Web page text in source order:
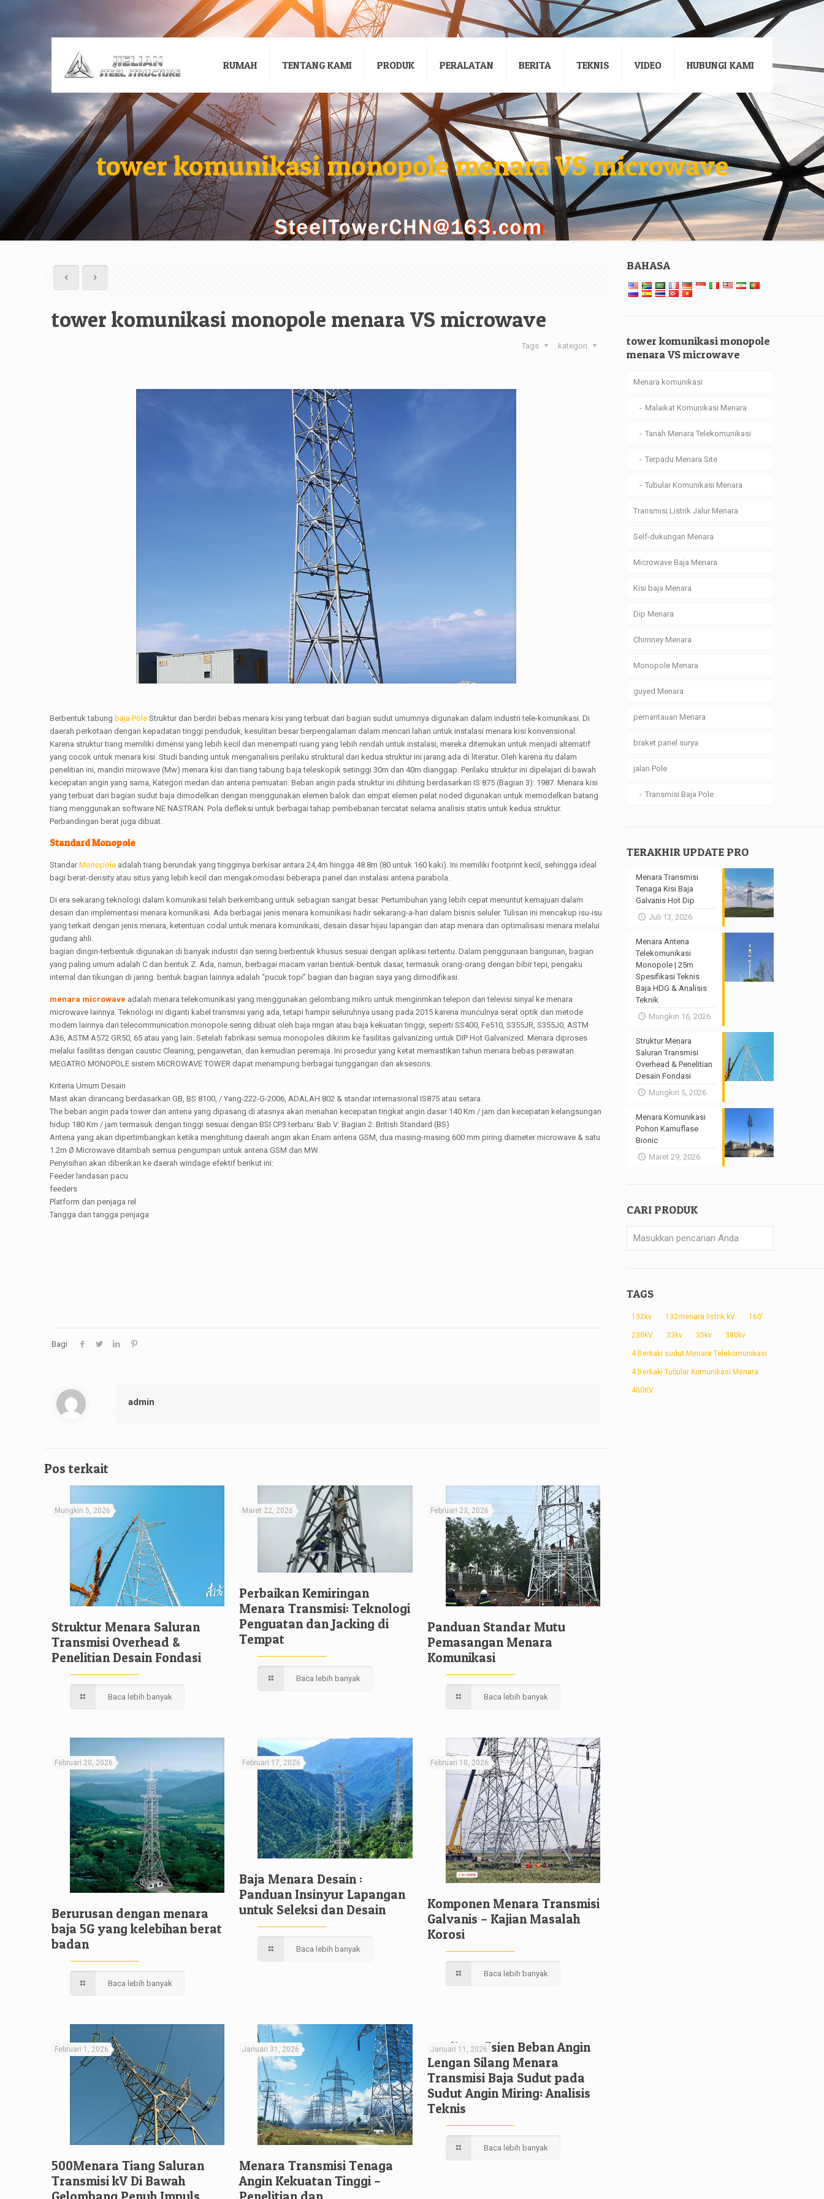
RUMAH TENTANG KAMI PRODUK PERALATAN BERITA TEKNIS VIDEO HUBUNGI KAMI
tower komunikasi monopole menara VS microwave
tower komunikasi monopole menara VS microwave
kategori
Tags
Berbentuk tabung baja Pole Struktur dan berdiri bebas menara kisi yang terbuat dari bagian sudut umumnya digunakan dalam industri tele-komunikasi. Di
daerah perkotaan dengan kepadatan tinggi penduduk, kesulitan besar berpengalaman dalam mencari lahan untuk instalasi menara kisi konvensional.
Karena struktur tiang memiliki dimensi yang lebih kecil dan menempati ruang yang lebih rendah untuk instalasi, mereka ditemukan untuk menjadi alternatif
yang cocok untuk menara kisi. Studi banding untuk menganalisis perilaku struktural dari kedua struktur ini jarang ada di literatur. Oleh karena itu dalam
penelitian ini, mandiri mirowave (Mw) menara kisi dan tiang tabung baja teleskopik setinggi 30m dan 40m dianggap. Perilaku struktur ini dipelajari di bawah
kecepatan angin yang sama, Kategori medan dan antena pemuatan. Beban angin pada struktur ini dihitung berdasarkan IS 875 (Bagian 3): 1987. Menara kisi
yang terbuat dari bagian sudut baja dimodelkan dengan menggunakan elemen balok dan empat elemen pelat noded digunakan untuk memodelkan batang
tiang menggunakan software NE NASTRAN. Pola defleksi untuk berbagai tahap pembebanan tercatat selama analisis statis untuk kedua struktur.
Perbandingan berat juga dibuat.
Standard Monopole
StandarMonopole adalah tiang berundak yang tingginya berkisar antara 24,4m hingga 48.8m (80 untuk 160 kaki). Ini memiliki footprint kecil, sehingga ideal
bagi berat-density atau situs yang lebih kecil dan mengakomodasi beberapa panel dan instalasi antena parabola.
Di era sekarang teknologi dalam komunikasi telah berkembang untuk sebagian sangat besar. Pertumbuhan yang lebih cepat menuntut kemajuan dalam
desain dan implementasi menara komunikasi. Ada berbagai jenis menara komunikasi hadir sekarang-a-hari dalam bisnis seluler. Tulisan ini mencakup isu-isu
yang terkait dengan jenis menara, ketentuan codal untuk menara komunikasi, desain dasar hijau lapangan dan atap menara dan optimalisasi menara melalui
gudang ahli.
bagian dingin-terbentuk digunakan di banyak industri dan sering berbentuk khusus sesuai dengan aplikasi tertentu. Dalam penggunaan bangunan, bagian
yang paling umum adalah C dan bentuk Z. Ada, namun, berbagai macam varian bentuk-bentuk dasar, termasuk orang-orang dengan bibir tepi, pengaku
internal dan tikungan di jaring. bentuk bagian lainnya adalah “pucuk topi” bagian dan bagian saya yang dimodifikasi.
menara microwave adalah menara telekomunikasi yang menggunakan gelombang mikro untuk mengirimkan telepon dan televisi sinyal ke menara
microwave lainnya. Teknologi ini diganti kabel transmisi yang ada, tetapi hampir seluruhnya usang pada 2015 karena munculnya serat optik dan metode
modern lainnya dari telecommunication.monopole sering dibuat oleh baja ringan atau baja kekuatan tinggi, seperti SS400, Fe510, S355JR, S355J0, ASTM
A36, ASTM A572 GR50, 65 atau yang lain. Setelah fabrikasi semua monopoles dikirim ke fasilitas galvanizing untuk DIP Hot Galvanized. Menara diproses
melalui fasilitas dengan caustic Cleaning, pengawetan, dan kemudian peremaja. Ini prosedur yang ketat memastikan tahun menara bebas perawatan.
MEGATRO MONOPOLE sistem MICROWAVE TOWER dapat menampung berbagai tunggangan dan aksesoris.
Kriteria Umum Desain
Mast akan dirancang berdasarkan GB, BS 8100, / Yang-222-G-2006, ADALAH 802 & standar internasional IS875 atau setara.
The beban angin pada tower dan antena yang dipasang di atasnya akan menahan kecepatan tingkat angin dasar 140 Km / jam dan kecepatan kelangsungan
hidup 180 Km / jam termasuk dengan tinggi sesuai dengan BSI CP3 terbaru: Bab V: Bagian 2: British Standard (BS)
Antena yang akan dipertimbangkan ketika menghitung daerah angin akan Enam antena GSM, dua masing-masing 600 mm piring diameter microwave & satu
1.2m Ø Microwave ditambah semua pengumpan untuk antena GSM dan MW.
Penyisihan akan diberikan ke daerah windage efektif berikut ini:
Feeder landasan pacu
feeders
Platform dan penjaga rel
Tangga dan tangga penjaga
Bagi
admin
Pos terkait
Mungkin 5, 2026
Struktur Menara Saluran
Transmisi Overhead &
Penelitian Desain Fondasi
Baca lebih banyak
Maret 22, 2026
Perbaikan Kemiringan
Menara Transmisi: Teknologi
Penguatan dan Jacking di
Tempat
Baca lebih banyak
Februari 23, 2026
Panduan Standar Mutu
Pemasangan Menara
Komunikasi
Baca lebih banyak
Februari 20, 2026
Berurusan dengan menara
baja 5G yang kelebihan berat
badan
Baca lebih banyak
Februari 17, 2026
Baja Menara Desain :
Panduan Insinyur Lapangan
untuk Seleksi dan Desain
Baca lebih banyak
Februari 10, 2026
Komponen Menara Transmisi
Galvanis – Kajian Masalah
Korosi
Baca lebih banyak
Februari 1, 2026
500Menara Tiang Saluran
Transmisi kV Di Bawah
Januari 31, 2026
Menara Transmisi Tenaga
Angin Kekuatan Tinggi –
Januari 11, 2026
Studi Koefisien Beban Angin
Lengan Silang Menara
Transmisi Baja Sudut pada
Sudut Angin Miring: Analisis
Teknis
Baca lebih banyak
BAHASA
tower komunikasi monopole
menara VS microwave
Menara komunikasi
Malaikat Komunikasi Menara
Tanah Menara Telekomunikasi
Terpadu Menara Site
Tubular Komunikasi Menara
Transmisi Listrik Jalur Menara
Self-dukungan Menara
Microwave Baja Menara
Kisi baja Menara
Dip Menara
Chimney Menara
Monopole Menara
guyed Menara
pemantauan Menara
braket panel surya
jalan Pole
Transmisi Baja Pole
TERAKHIR UPDATE PRO
Menara Transmisi
Tenaga Kisi Baja
Galvanis Hot Dip
Juli 13, 2026
Menara Antena
Telekomunikasi
Monopole | 25m
Spesifikasi Teknis
Baja HDG & Analisis
Teknik
Mungkin 16, 2026
Struktur Menara
Saluran Transmisi
Overhead & Penelitian
Desain Fondasi
Mungkin 5, 2026
Menara Komunikasi
Pohon Kamuflase
Bionic
Maret 29, 2026
CARI PRODUK
TAGS
132kv 132menara listrik kV 160'
230kV 33kv 35kv 380kv
4 Berkaki sudut Menara Telekomunikasi
4 Berkaki Tubular Komunikasi Menara
400KV